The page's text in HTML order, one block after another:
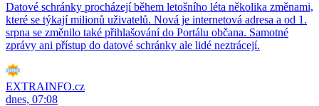
Datové schránky procházejí během letošního léta několika změnami,
které se týkají milionů uživatelů. Nová je internetová adresa a od 1.
srpna se změnilo také přihlašování do Portálu občana. Samotné
zprávy ani přístup do datové schránky ale lidé neztrácejí.
EXTRAINFO.cz
dnes, 07:08